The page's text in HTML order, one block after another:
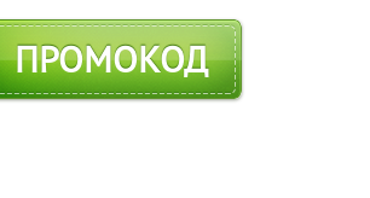
ПРОМОКОД